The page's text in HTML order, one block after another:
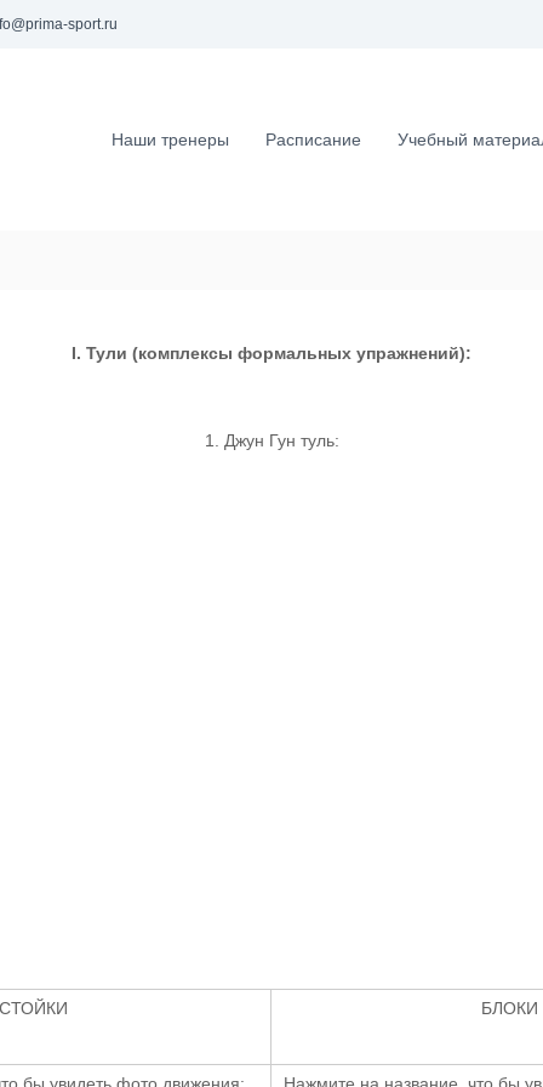
sport.ru
Наши тренеры Расписание Учебный
I. Тули (комплексы формальных упражнений):
1. Джун Гун туль:
СТОЙКИ БЛОКИ